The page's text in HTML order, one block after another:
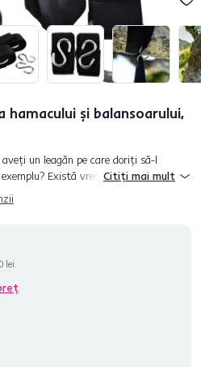
şi balansoarului,
un leagăn pe care doriţi să-l
Există vreo problemă? Nu
Venim cu o soluţie....
Citiți mai mult
lei.